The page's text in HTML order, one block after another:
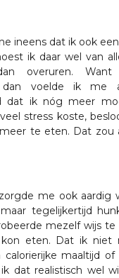
ineens dat ik ook
ik daar wel van
overuren.
dan voelde ik me
dat ik nóg meer
stress koste,
te eten. Dat zou
me ook aardig
tegelijkertijd
mezelf wijs
eten. Dat ik niet
calorierijke maaltijd
dat realistisch wel